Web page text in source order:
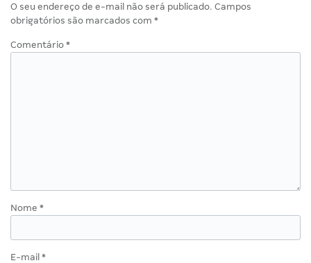
O seu endereço de e-mail não será publicado. Campos
obrigatórios são marcados com *
Comentário *
Nome *
E-mail *